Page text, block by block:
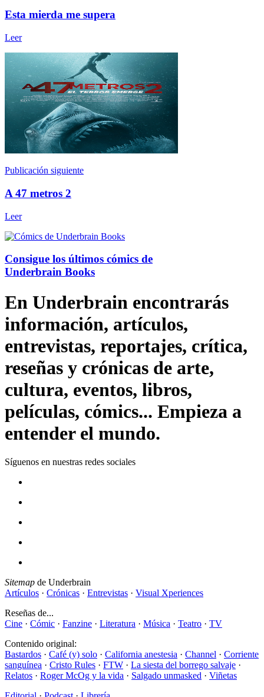
Esta mierda me supera
Leer
Publicación siguiente
A 47 metros 2
Leer
Consigue los últimos cómics de
Underbrain Books
En Underbrain encontrarás
información, artículos,
entrevistas, reportajes, crítica,
reseñas y crónicas de arte,
cultura, eventos, libros,
películas, cómics... Empieza a
entender el mundo.
Síguenos en nuestras redes sociales
Sitemap de Underbrain
Artículos · Crónicas · Entrevistas · Visual Xperiences
Reseñas de...
Cine · Cómic · Fanzine · Literatura · Música · Teatro · TV
Contenido original:
Bastardos · Café (y) solo · California anestesia · Channel · Corriente
sanguínea · Cristo Rules · FTW · La siesta del borrego salvaje ·
Relatos · Roger McOg y la vida · Salgado unmasked · Viñetas